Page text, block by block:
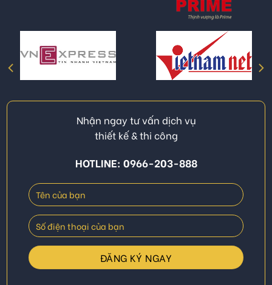
Nhận ngay tư vấn dịch vụ
thiết kế & thi công
HOTLINE: 0966-203-888